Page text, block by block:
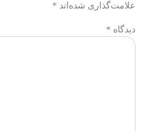
علامت‌گذاری شده‌اند *
دیدگاه *